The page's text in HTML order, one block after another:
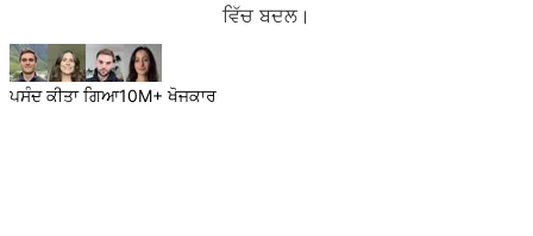
ਵਿੱਚ ਬਦਲ।
ਪਸੰਦ ਕੀਤਾ ਗਿਆ10M+ ਖੋਜਕਾਰ